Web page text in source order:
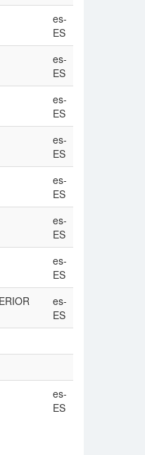
es-
ES
es-
ES
es-
ES
es-
ES
es-
ES
es-
ES
es-
ES
es-
ES
es-
ES